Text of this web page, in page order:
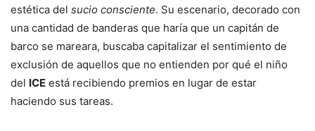
estética del sucio consciente. Su escenario, decorado con
una cantidad de banderas que haría que un capitán de
barco se mareara, buscaba capitalizar el sentimiento de
exclusión de aquellos que no entienden por qué el niño
del ICE está recibiendo premios en lugar de estar
haciendo sus tareas.